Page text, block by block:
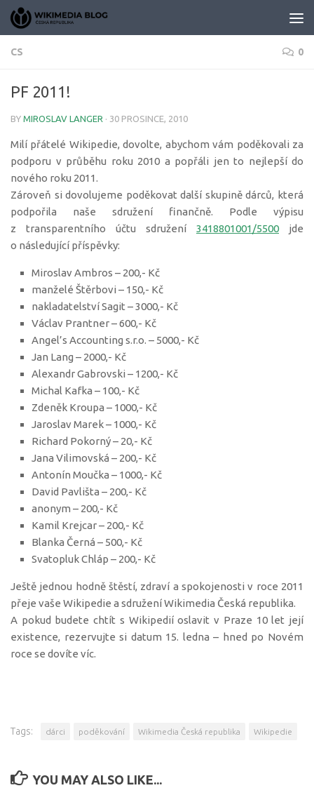
Skip to content
CS 0
PF 2011!
BY MIROSLAV LANGER · 30 PROSINCE, 2010
Milí přátelé Wikipedie, dovolte, abychom vám poděkovali za
podporu v průběhu roku 2010 a popřáli jen to nejlepší do
nového roku 2011.
Zároveň si dovolujeme poděkovat další skupině dárců, která
podpořila naše sdružení finančně. Podle výpisu
z transparentního účtu sdružení 3418801001/5500 jde
o následující příspěvky:
Miroslav Ambros – 200,- Kč
manželé Štěrbovi – 150,- Kč
nakladatelství Sagit – 3000,- Kč
Václav Prantner – 600,- Kč
Angel’s Accounting s.r.o. – 5000,- Kč
Jan Lang – 2000,- Kč
Alexandr Gabrovski – 1200,- Kč
Michal Kafka – 100,- Kč
Zdeněk Kroupa – 1000,- Kč
Jaroslav Marek – 1000,- Kč
Richard Pokorný – 20,- Kč
Jana Vilimovská – 200,- Kč
Antonín Moučka – 1000,- Kč
David Pavlišta – 200,- Kč
anonym – 200,- Kč
Kamil Krejcar – 200,- Kč
Blanka Černá – 500,- Kč
Svatopluk Chláp – 200,- Kč
Ještě jednou hodně štěstí, zdraví a spokojenosti v roce 2011
přeje vaše Wikipedie a sdružení Wikimedia Česká republika.
A pokud budete chtít s Wikipedií oslavit v Praze 10 let její
existence, rezervujte si datum 15. ledna – hned po Novém
roce se dovíte víc.
Tags: dárci poděkování Wikimedia Česká republika Wikipedie
YOU MAY ALSO LIKE...